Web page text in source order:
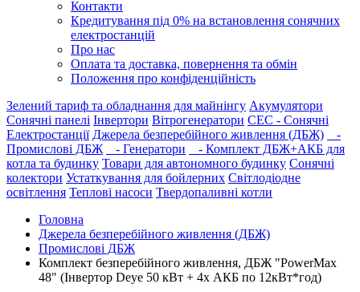
Контакти
Кредитування під 0% на встановлення сонячних
електростанцій
Про нас
Оплата та доставка, повернення та обмін
Положення про конфіденційність
Зелений тариф та обладнання для майнінгу Акумулятори
Сонячні панелі Інвертори Вітрогенератори СЕС - Сонячні
Електростанції Джерела безперебійного живлення (ДБЖ)
-
Промислові ДБЖ
- Генератори
- Комплект ДБЖ+АКБ для
котла та будинку Товари для автономного будинку Сонячні
колектори Устаткування для бойлерних Світлодіодне
освітлення Теплові насоси Твердопаливні котли
Головна
Джерела безперебійного живлення (ДБЖ)
Промислові ДБЖ
Комплект безперебійного живлення, ДБЖ "PowerMax
48" (Інвертор Deye 50 кВт + 4x АКБ по 12кВт*год)